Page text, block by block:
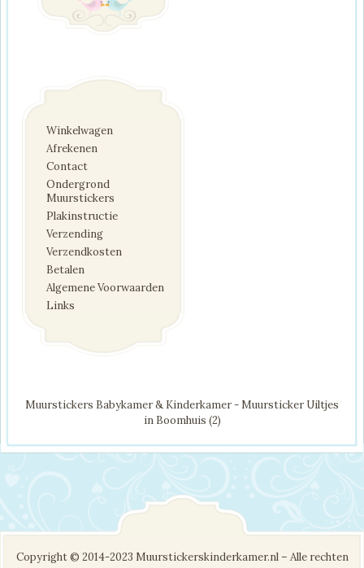
Winkelwagen
Afrekenen
Contact
Ondergrond
Muurstickers
Plakinstructie
Verzending
Verzendkosten
Betalen
Algemene Voorwaarden
Links
Muurstickers Babykamer & Kinderkamer - Muursticker Uiltjes
in Boomhuis (2)
Copyright © 2014-2023 Muurstickerskinderkamer.nl – Alle rechten